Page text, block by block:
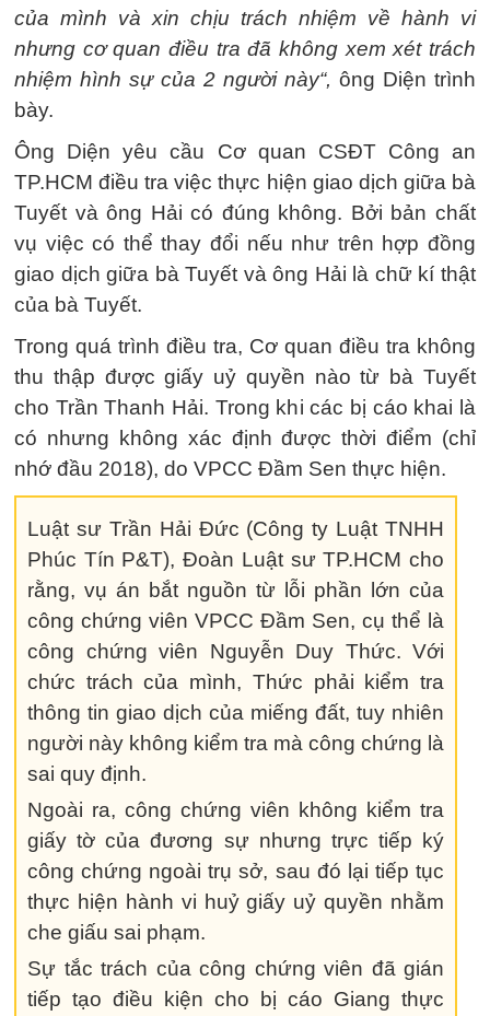
của mình và xin chịu trách nhiệm về hành vi
nhưng cơ quan điều tra đã không xem xét trách
nhiệm hình sự của 2 người này“, ông Diện trình
bày.
Ông Diện yêu cầu Cơ quan CSĐT Công an
TP.HCM điều tra việc thực hiện giao dịch giữa bà
Tuyết và ông Hải có đúng không. Bởi bản chất
vụ việc có thể thay đổi nếu như trên hợp đồng
giao dịch giữa bà Tuyết và ông Hải là chữ kí thật
của bà Tuyết.
Trong quá trình điều tra, Cơ quan điều tra không
thu thập được giấy uỷ quyền nào từ bà Tuyết
cho Trần Thanh Hải. Trong khi các bị cáo khai là
có nhưng không xác định được thời điểm (chỉ
nhớ đầu 2018), do VPCC Đầm Sen thực hiện.
Luật sư Trần Hải Đức (Công ty Luật TNHH
Phúc Tín P&T), Đoàn Luật sư TP.HCM cho
rằng, vụ án bắt nguồn từ lỗi phần lớn của
công chứng viên VPCC Đầm Sen, cụ thể là
công chứng viên Nguyễn Duy Thức. Với
chức trách của mình, Thức phải kiểm tra
thông tin giao dịch của miếng đất, tuy nhiên
người này không kiểm tra mà công chứng là
sai quy định.
Ngoài ra, công chứng viên không kiểm tra
giấy tờ của đương sự nhưng trực tiếp ký
công chứng ngoài trụ sở, sau đó lại tiếp tục
thực hiện hành vi huỷ giấy uỷ quyền nhằm
che giấu sai phạm.
Sự tắc trách của công chứng viên đã gián
tiếp tạo điều kiện cho bị cáo Giang thực